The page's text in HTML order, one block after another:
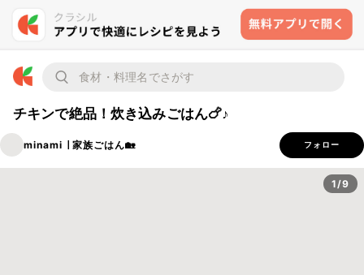
チキンで絶品！炊き込みごはん🍗♪
minami ∣ 家族ごはん🏡 フォロー
1/9